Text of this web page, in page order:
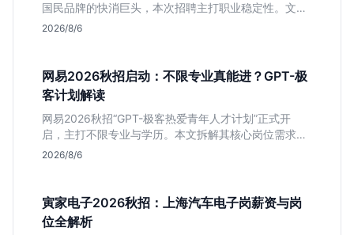
国民品牌的快消巨头，本次招聘主打职业稳定性。文章
深度解析管培生项目，明确文商科主攻品牌营销、理工
2026/8/6
网易2026秋招启动：不限专业真能进？GPT-极
客计划解读
网易2026秋招“GPT-极客热爱青年人才计划”正式开
启，主打不限专业与学历。本文拆解其核心岗位需求
（技术研发、游戏策划、算法），分析非科班同学的投
2026/8/6
寅家电子2026秋招：上海汽车电子岗薪资与岗
位全解析